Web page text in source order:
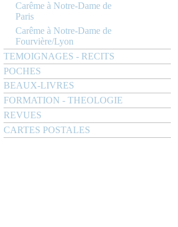
Carême à Notre-Dame de
Paris
Carême à Notre-Dame de
Fourvière/Lyon
TEMOIGNAGES - RECITS
POCHES
BEAUX-LIVRES
FORMATION - THEOLOGIE
REVUES
CARTES POSTALES